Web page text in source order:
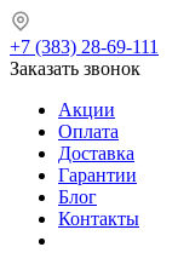
+7 (383) 28-69-111
Заказать звонок
Акции
Оплата
Доставка
Гарантии
Блог
Контакты